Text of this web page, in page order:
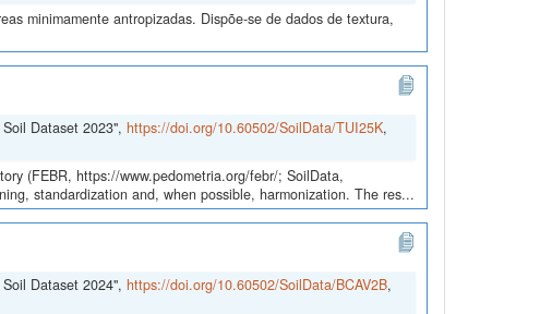
minimamente antropizadas. Dispõe-se de dados de textura,
Dataset 2023", https://doi.org/10.60502/SoilData/TUI25K,
(FEBR, https://www.pedometria.org/febr/; SoilData,
standardization and, when possible, harmonization. The res...
Dataset 2024", https://doi.org/10.60502/SoilData/BCAV2B,